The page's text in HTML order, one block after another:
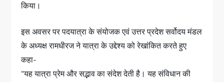
किया।
इस अवसर पर पदयात्रा के संयोजक एवं उत्तर प्रदेश सर्वोदय मंडल
के अध्यक्ष रामधीरज ने यात्रा के उद्देश्य को रेखांकित करते हुए
कहा-
“यह यात्रा प्रेम और सद्भाव का संदेश देती है। यह संविधान की